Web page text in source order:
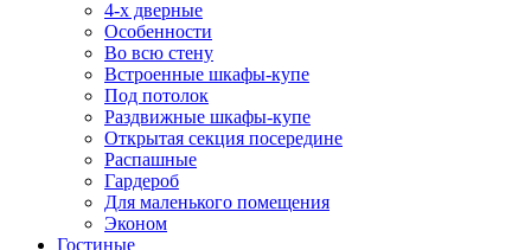
4-х дверные
Особенности
Во всю стену
Встроенные шкафы-купе
Под потолок
Раздвижные шкафы-купе
Открытая секция посередине
Распашные
Гардероб
Для маленького помещения
Эконом
Гостиные